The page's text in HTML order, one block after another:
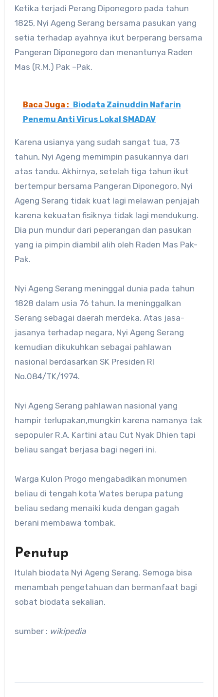
Ketika terjadi Perang Diponegoro pada tahun
1825, Nyi Ageng Serang bersama pasukan yang
setia terhadap ayahnya ikut berperang bersama
Pangeran Diponegoro dan menantunya Raden
Mas (R.M.) Pak –Pak.
Baca Juga : Biodata Zainuddin Nafarin
Penemu Anti Virus Lokal SMADAV
Karena usianya yang sudah sangat tua, 73
tahun, Nyi Ageng memimpin pasukannya dari
atas tandu. Akhirnya, setelah tiga tahun ikut
bertempur bersama Pangeran Diponegoro, Nyi
Ageng Serang tidak kuat lagi melawan penjajah
karena kekuatan fisiknya tidak lagi mendukung.
Dia pun mundur dari peperangan dan pasukan
yang ia pimpin diambil alih oleh Raden Mas Pak-
Pak.
Nyi Ageng Serang meninggal dunia pada tahun
1828 dalam usia 76 tahun. Ia meninggalkan
Serang sebagai daerah merdeka. Atas jasa-
jasanya terhadap negara, Nyi Ageng Serang
kemudian dikukuhkan sebagai pahlawan
nasional berdasarkan SK Presiden RI
No.084/TK/1974.
Nyi Ageng Serang pahlawan nasional yang
hampir terlupakan,mungkin karena namanya tak
sepopuler R.A. Kartini atau Cut Nyak Dhien tapi
beliau sangat berjasa bagi negeri ini.
Warga Kulon Progo mengabadikan monumen
beliau di tengah kota Wates berupa patung
beliau sedang menaiki kuda dengan gagah
berani membawa tombak.
Penutup
Itulah biodata Nyi Ageng Serang. Semoga bisa
menambah pengetahuan dan bermanfaat bagi
sobat biodata sekalian.
sumber : wikipedia